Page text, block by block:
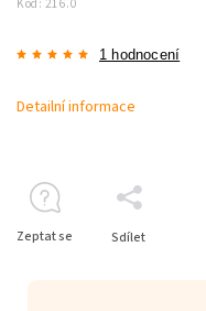
Kód: 216.0
1 hodnocení
Detailní informace
Zeptat se Sdílet